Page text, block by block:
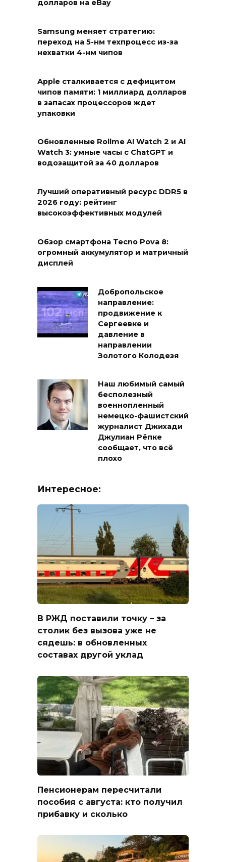
долларов на eBay
Samsung меняет стратегию:
переход на 5-нм техпроцесс из-за
нехватки 4-нм чипов
Apple сталкивается с дефицитом
чипов памяти: 1 миллиард долларов
в запасах процессоров ждет
упаковки
Обновленные Rollme AI Watch 2 и AI
Watch 3: умные часы с ChatGPT и
водозащитой за 40 долларов
Лучший оперативный ресурс DDR5 в
2026 году: рейтинг
высокоэффективных модулей
Обзор смартфона Tecno Pova 8:
огромный аккумулятор и матричный
дисплей
Добропольское
направление:
продвижение к
Сергеевке и
давление в
направлении
Золотого Колодезя
Наш любимый самый
бесполезный
военнопленный
немецко-фашистский
журналист Джихади
Джулиан Рёпке
сообщает, что всё
плохо
Интересное:
В РЖД поставили точку – за
столик без вызова уже не
сядешь: в обновленных
составах другой уклад
Пенсионерам пересчитали
пособия с августа: кто получил
прибавку и сколько